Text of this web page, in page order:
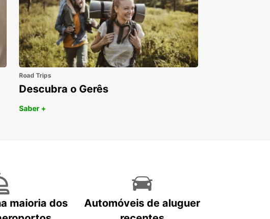
Road Trips
Descubra o Gerês
Saber +
maioria dos
Automóveis de aluguer